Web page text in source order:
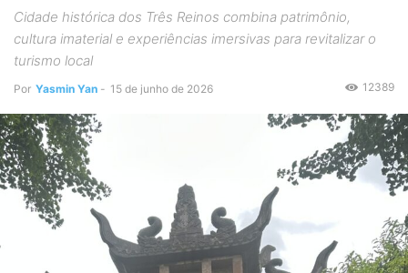
Cidade histórica dos Três Reinos combina patrimônio,
cultura imaterial e experiências imersivas para revitalizar o
turismo local
Por Yasmin Yan - 15 de junho de 2026 12389